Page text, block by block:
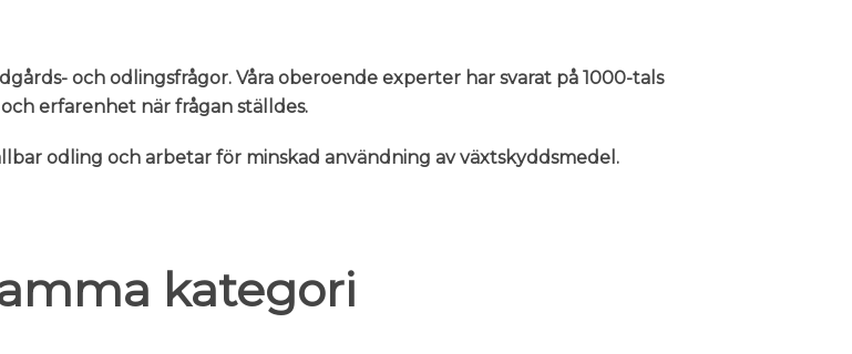
och odlingsfrågor. Våra oberoende experter har svarat på 1000-tals
erfarenhet när frågan ställdes.
odling och arbetar för minskad användning av växtskyddsmedel.
kategori